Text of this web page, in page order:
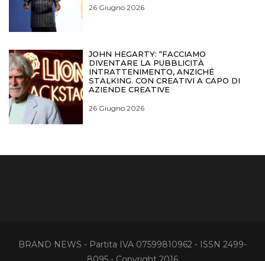
26 Giugno 2026
JOHN HEGARTY: “FACCIAMO
DIVENTARE LA PUBBLICITÀ
INTRATTENIMENTO, ANZICHÉ
STALKING. CON CREATIVI A CAPO DI
AZIENDE CREATIVE
26 Giugno 2026
BRAND NEWS - Partita IVA 07599810962 - ISSN 2499-